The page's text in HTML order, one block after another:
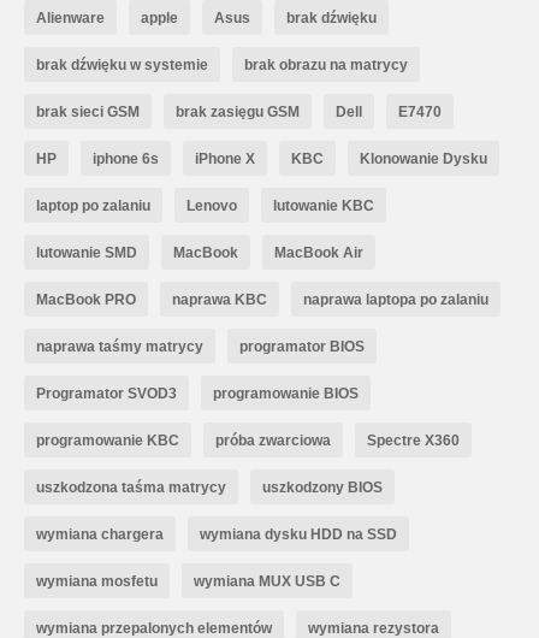
Alienware apple Asus brak dźwięku
brak dźwięku w systemie brak obrazu na matrycy
brak sieci GSM brak zasięgu GSM Dell E7470
HP iphone 6s iPhone X KBC Klonowanie Dysku
laptop po zalaniu Lenovo lutowanie KBC
lutowanie SMD MacBook MacBook Air
MacBook PRO naprawa KBC naprawa laptopa po zalaniu
naprawa taśmy matrycy programator BIOS
Programator SVOD3 programowanie BIOS
programowanie KBC próba zwarciowa Spectre X360
uszkodzona taśma matrycy uszkodzony BIOS
wymiana chargera wymiana dysku HDD na SSD
wymiana mosfetu wymiana MUX USB C
wymiana przepalonych elementów wymiana rezystora